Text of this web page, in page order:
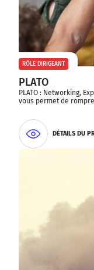
RÔLE DIRIGEANT
PLATO
PLATO : Networking,
vous permet de
DÉTAILS DU